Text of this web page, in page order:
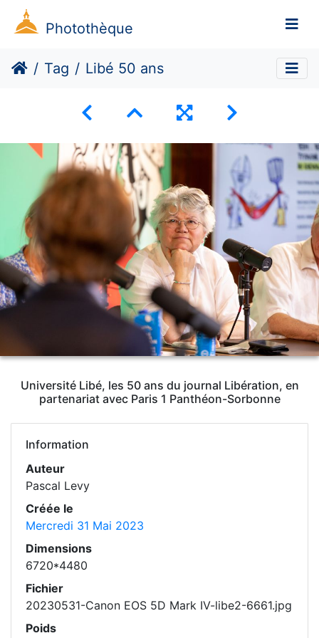
Photothèque
Tag Libé 50 ans
Université Libé, les 50 ans du journal Libération, en
partenariat avec Paris 1 Panthéon-Sorbonne
Information
Auteur
Pascal Levy
Créée le
Mercredi 31 Mai 2023
Dimensions
6720*4480
Fichier
20230531-Canon EOS 5D Mark IV-libe2-6661.jpg
Poids